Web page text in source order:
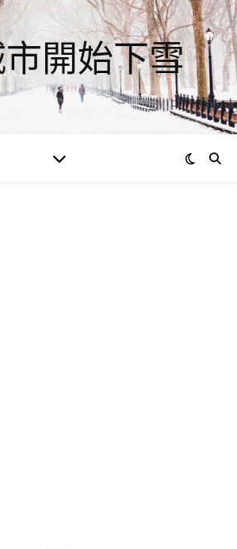
開始下雪